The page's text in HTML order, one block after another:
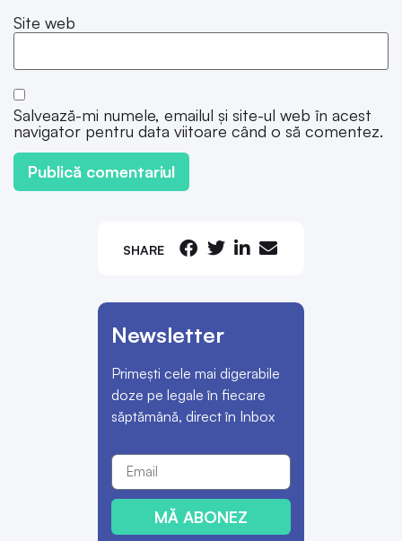
SHARE
Newsletter
Primești cele mai digerabile
doze pe legale în fiecare
săptămână, direct în Inbox
MĂ ABONEZ
Site web
Salvează-mi numele, emailul și site-ul web în acest
navigator pentru data viitoare când o să comentez.